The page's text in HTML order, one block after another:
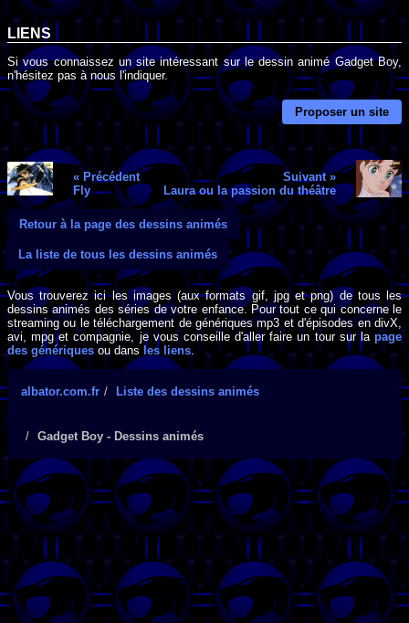
LIENS
Si vous connaissez un site intéressant sur le dessin animé Gadget Boy,
n'hésitez pas à nous l'indiquer.
Proposer un site
« Précédent
Fly
Suivant »
Laura ou la passion du théâtre
Retour à la page des dessins animés
La liste de tous les dessins animés
Vous trouverez ici les images (aux formats gif, jpg et png) de tous les
dessins animés des séries de votre enfance. Pour tout ce qui concerne le
streaming ou le téléchargement de génériques mp3 et d'épisodes en divX,
avi, mpg et compagnie, je vous conseille d'aller faire un tour sur la page
des génériques ou dans les liens.
albator.com.fr Liste des dessins animés
Gadget Boy - Dessins animés